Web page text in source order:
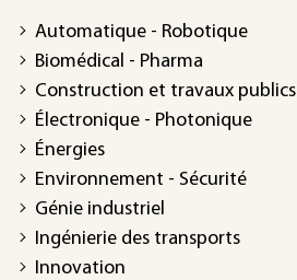
Automatique - Robotique
Biomédical - Pharma
Construction et travaux publics
Électronique - Photonique
Énergies
Environnement - Sécurité
Génie industriel
Ingénierie des transports
Innovation